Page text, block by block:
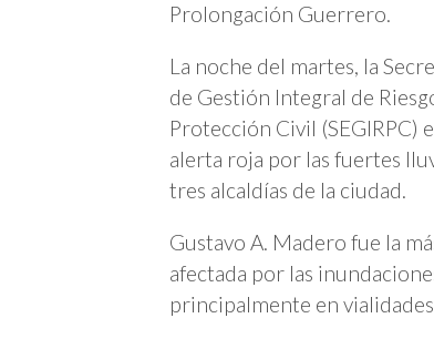
Prolongación Guerrero.
La noche del martes, la
de Gestión Integral de
Protección Civil (SEGIRPC)
alerta roja por las fuertes
tres alcaldías de la ciudad.
Gustavo A. Madero fue la
afectada por las
principalmente en